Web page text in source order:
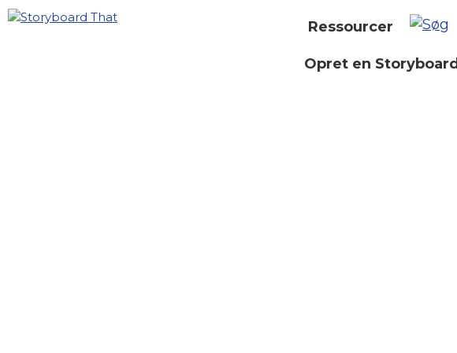
Ressourcer
Opret en Storyboard